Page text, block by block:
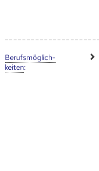
Berufs­möglich­
keiten: